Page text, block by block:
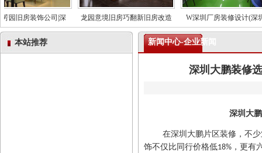
旧房装饰公司|深 龙园意境旧房巧翻新旧房改造 W深圳厂房装修设计(深圳
本站推荐 新闻中心-企业新闻
深圳大鹏装修
深圳大
在深圳大鹏片区装修，不
饰不仅比同行价格低18% ，更有